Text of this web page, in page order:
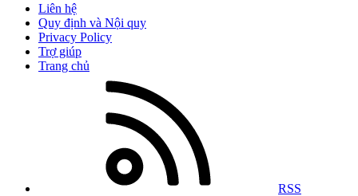
Liên hệ
Quy định và Nội quy
Privacy Policy
Trợ giúp
Trang chủ
RSS